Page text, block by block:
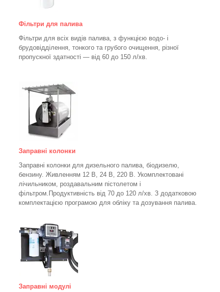
Фільтри для палива
Фільтри для всіх видів палива, з функцією водо- і
брудовідділення, тонкого та грубого очищення, різної
пропускної здатності — від 60 до 150 л/хв.
Заправні колонки
Заправні колонки для дизельного палива, біодизелю,
бензину. Живленням 12 В, 24 В, 220 В. Укомплектовані
лічильником, роздавальним пістолетом і
фільтром. Продуктивність від 70 до 120 л/хв. З додатковою
комплектацією програмою для обліку та дозування палива.
Заправні модулі